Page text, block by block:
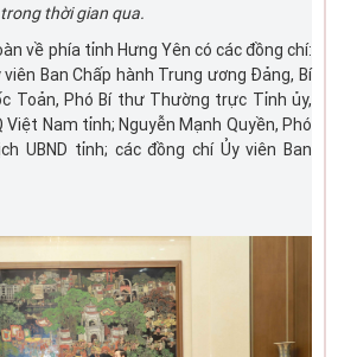
trong thời gian qua.
về phía tỉnh Hưng Yên có các đồng chí:
viên Ban Chấp hành Trung ương Đảng, Bí
Toản, Phó Bí thư Thường trực Tỉnh ủy,
Nam tỉnh; Nguyễn Mạnh Quyền, Phó
UBND tỉnh; các đồng chí Ủy viên Ban